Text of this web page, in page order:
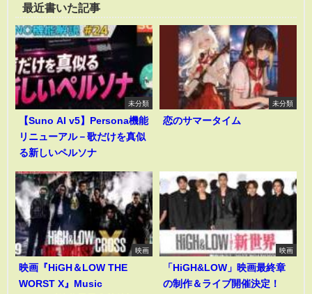
最近書いた記事
未分類
【Suno AI v5】Persona機能
リニューアル－歌だけを真似
る新しいペルソナ
未分類
恋のサマータイム
映画
映画『HiGH＆LOW THE
WORST X』Music
映画
「HiGH&LOW」映画最終章
の制作＆ライブ開催決定！